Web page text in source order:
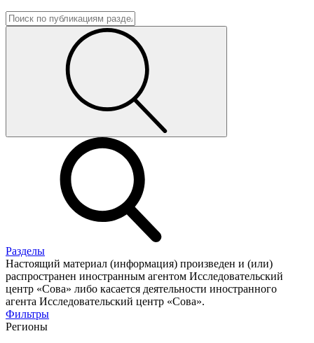
Разделы
Настоящий материал (информация) произведен и (или)
распространен иностранным агентом Исследовательский
центр «Сова» либо касается деятельности иностранного
агента Исследовательский центр «Сова».
Фильтры
Регионы